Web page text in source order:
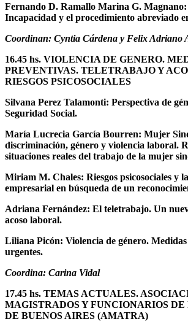
Fernando D. Ramallo Marina G. Magnano:
Incapacidad y el procedimiento abreviado
Coordinan: Cyntia Cárdena y Felix Adriano
16.45 hs. VIOLENCIA DE GENERO.
PREVENTIVAS. TELETRABAJO Y
RIESGOS PSICOSOCIALES
Silvana Perez Talamonti: Perspectiva de
Seguridad Social.
María Lucrecia García Bourren: Mujer
discriminación, género y violencia laboral.
situaciones reales del trabajo de la mujer
Miriam M. Chales: Riesgos psicosociales y
empresarial en búsqueda de un
Adriana Fernández: El teletrabajo. Un
acoso laboral.
Liliana Picón: Violencia de género.
urgentes.
Coordina: Carina Vidal
17.45 hs. TEMAS ACTUALES.
MAGISTRADOS Y FUNCIONARIOS
DE BUENOS AIRES (AMATRA)